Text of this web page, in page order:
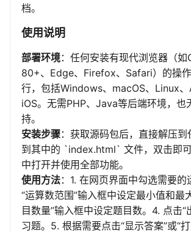
档。
使用说明
部署环境：任何安装有现代浏览器（
80+、Edge、Firefox、Safari）的操
行，包括Windows、macOS、Linux
iOS。无需PHP、Java等后端环境，也
持。
安装步骤：获取源码包后，直接解压
到其中的 `index.html` 文件，双击即
中打开并使用全部功能。
使用方法：1. 在网页界面中勾选需要
“运算数范围”输入框中设定最小值和最
目数量”输入框中设定题目数。4. 点击“
习题。5. 根据需要点击“显示答案”或“